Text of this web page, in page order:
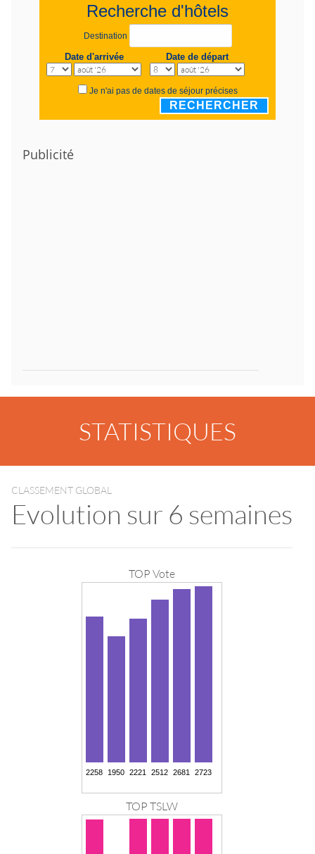
Recherche d'hôtels
Destination
Date d'arrivée Date de départ
Je n'ai pas de dates de séjour précises
RECHERCHER
Publicité
STATISTIQUES
CLASSEMENT GLOBAL
Evolution sur 6 semaines
TOP Vote
TOP TSLW